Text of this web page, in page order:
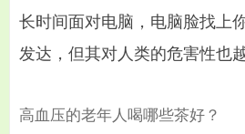
长时间面对电脑，电脑脸找上
发达，但其对人类的危害性也
高血压的老年人喝哪些茶好？